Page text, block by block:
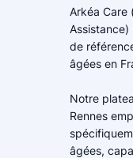
Arkéa Care
de
âgées en
Notre
Rennes
âgées,